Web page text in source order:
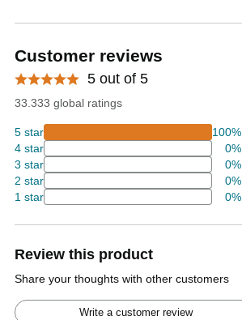
Customer reviews
5 out of 5
33.333 global ratings
5 star
100%
4 star
0%
3 star
0%
2 star
0%
1 star
0%
Review this product
Share your thoughts with other customers
Write a customer review